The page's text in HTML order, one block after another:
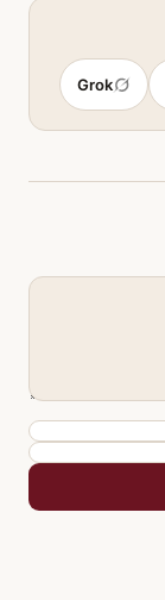
Grok